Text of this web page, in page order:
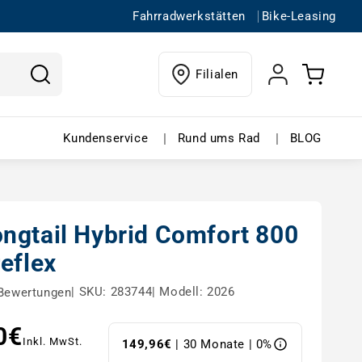
Fahrradwerkstätten Bike-Leasing
Filialen EinloggenWarenkorb
buchen – Menü öffnen
Kundenservice Kundenservice – Menü öffnen
| Rund ums Rad Rund ums
| BLOG
Hybrid Comfort 800
| SKU: 283744| Modell: 2026
Inkl. MwSt. 149,96€ | 30 Monate | 0%